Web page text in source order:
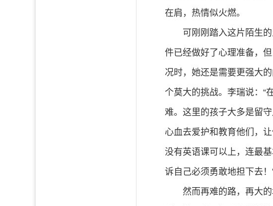
在肩，热情似火燃。
可刚刚踏入这片陌生
件已经做好了心理准备，
况时，她还是需要更强大
个莫大的挑战。李瑞说：“
难。这里的孩子大多是留
心血去爱护和教育他们，
没有英语课可以上，连最
诉自己必须勇敢地担下去！
然而再难的路，再大